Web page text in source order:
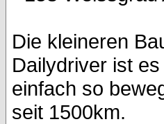
Die kleineren
Dailydriver ist
einfach so
seit 1500km.